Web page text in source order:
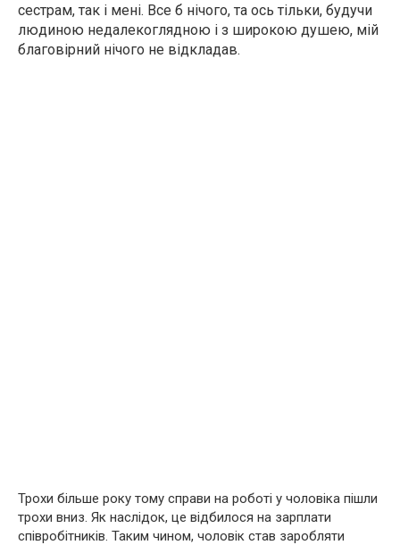
сестрам, так і мені. Все б нічого, та ось тільки, будучи
людиною недалекоглядною і з широкою душею, мій
благовірний нічого не відкладав.
Трохи більше року тому справи на роботі у чоловіка пішли
трохи вниз. Як наслідок, це відбилося на зарплати
співробітників. Таким чином, чоловік став заробляти